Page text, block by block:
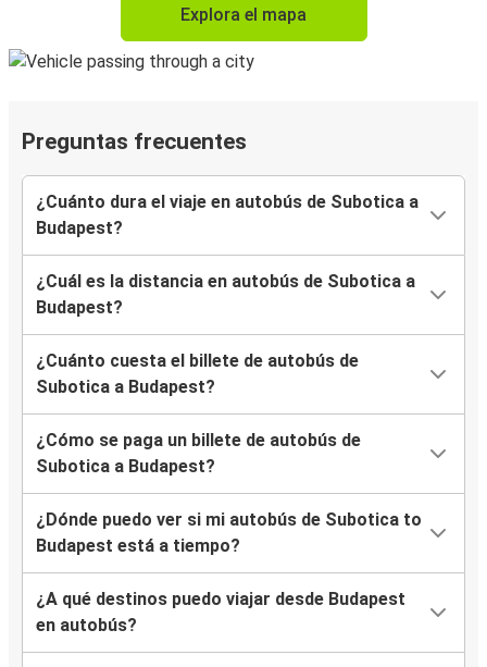
Explora el mapa
Preguntas frecuentes
¿Cuánto dura el viaje en autobús de Subotica a
Budapest?
¿Cuál es la distancia en autobús de Subotica a
Budapest?
¿Cuánto cuesta el billete de autobús de
Subotica a Budapest?
¿Cómo se paga un billete de autobús de
Subotica a Budapest?
¿Dónde puedo ver si mi autobús de Subotica to
Budapest está a tiempo?
¿A qué destinos puedo viajar desde Budapest
en autobús?